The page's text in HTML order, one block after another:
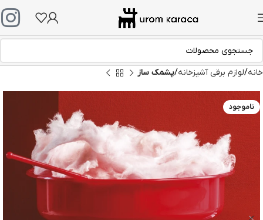
خانه لوازم برقی آشپزخانه پشمک ساز
ناموجود